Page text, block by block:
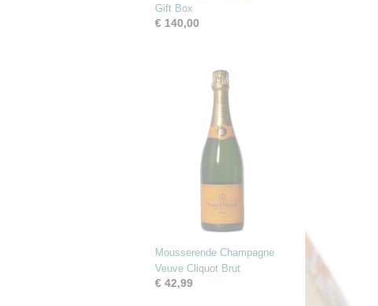
Gift Box
€ 140,00
Mousserende Champagne
Veuve Cliquot Brut
€ 42,99